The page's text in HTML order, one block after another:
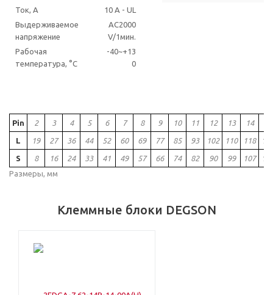
Ток, А
10 A - UL
Выдерживаемое
напряжение
AC2000
V/1мин.
Рабочая
температура, °C
-40~+13
0
Pin 2 3 4 5 6 7 8 9 10 11 12 13 14
L 19 27 36 44 52 60 69 77 85 93 102 110 118
S 8 16 24 33 41 49 57 66 74 82 90 99 107
Размеры, мм
Клеммные блоки DEGSON